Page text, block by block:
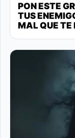
PON ESTE
TUS
MAL QUE TE